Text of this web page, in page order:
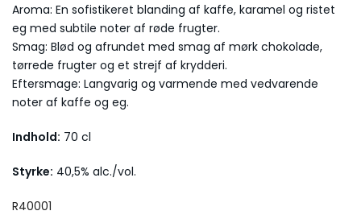
Aroma: En sofistikeret blanding af kaffe, karamel og ristet
eg med subtile noter af røde frugter.
Smag: Blød og afrundet med smag af mørk chokolade,
tørrede frugter og et strejf af krydderi.
Eftersmage: Langvarig og varmende med vedvarende
noter af kaffe og eg.
Indhold: 70 cl
Styrke: 40,5% alc./vol.
R40001